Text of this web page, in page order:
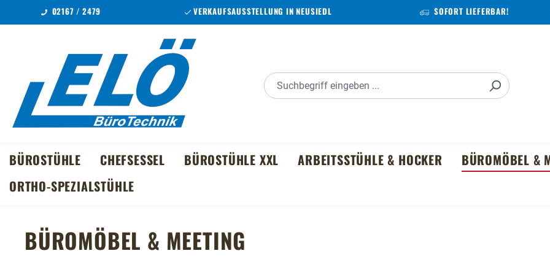
Hauptinhalt springen
Zur Suche springen
Zur Hauptnavigation springen
02167 / 2479 VERKAUFSAUSSTELLUNG IN NEUSIEDL SOFORT LIEFERBAR!
BÜROSTÜHLE CHEFSESSEL BÜROSTÜHLE XXL ARBEITSSTÜHLE & HOCKER BÜROMÖBEL &
ORTHO-SPEZIALSTÜHLE
BÜROMÖBEL & MEETING